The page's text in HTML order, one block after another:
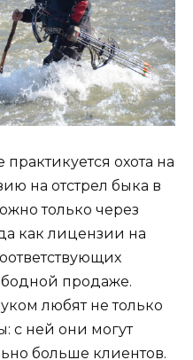
практикуется охота на
на отстрел быка в
только через
как лицензии на
продаже.
любят не только
с ней они могут
больше клиентов.